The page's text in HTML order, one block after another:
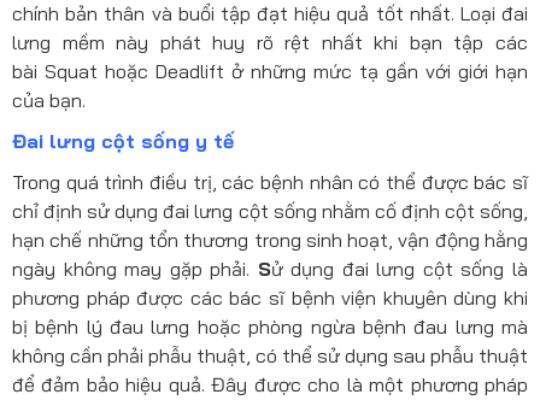
chính bản thân và buổi tập đạt hiệu quả tốt nhất. Loại đai
lưng mềm này phát huy rõ rệt nhất khi bạn tập các
bài Squat hoặc Deadlift ở những mức tạ gần với giới hạn
của bạn.
Đai lưng cột sống y tế
Trong quá trình điều trị, các bệnh nhân có thể được bác sĩ
chỉ định sử dụng đai lưng cột sống nhằm cố định cột sống,
hạn chế những tổn thương trong sinh hoạt, vận động hằng
ngày không may gặp phải. Sử dụng đai lưng cột sống là
phương pháp được các bác sĩ bệnh viện khuyên dùng khi
bị bệnh lý đau lưng hoặc phòng ngừa bệnh đau lưng mà
không cần phải phẫu thuật, có thể sử dụng sau phẫu thuật
để đảm bảo hiệu quả. Đây được cho là một phương pháp